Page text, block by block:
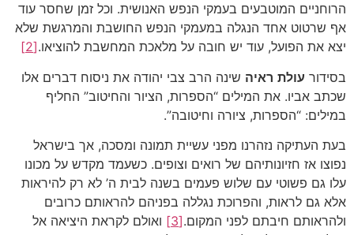
הרוחניים המוטבעים בעמקי הנפש האנושית. וכל זמן שחסר עוד
אף שרטוט אחד הנגלה במעמקי הנפש החושבת והמרגשת שלא
יצא את הפועל, עוד יש חובה על מלאכת המחשבת להוציאו.[2]
בסידור עולת ראיה שינה הרב צבי יהודה את ניסוח דברים אלו
שכתב אביו. את המילים “הספרות, הציור והחיטוב” החליף
במילים: “הספרות, ציורה וחיטובה”.
בעת העתיקה נזהרנו מפני עשיית תמונה ומסכה, אך בישראל
נפוצו אז חזיונותיהם של רואים וצופים. כשעמד מקדש על מכונו
עלו גם פשוטי עם שלוש פעמים בשנה לבית ה’ לא רק להיראות
אלא גם לראות, והפרוכת נגללה בפניהם להראותם כרובים
ולהראותם חיבתם לפני המקום.[3]
ואולם לקראת היציאה אל